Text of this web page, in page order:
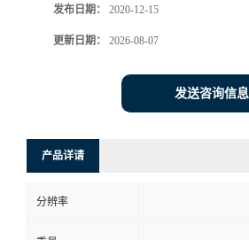
系
发布日期： 2020-12-15
更新日期： 2026-08-07
发送咨询信息
产品详请
分辨率